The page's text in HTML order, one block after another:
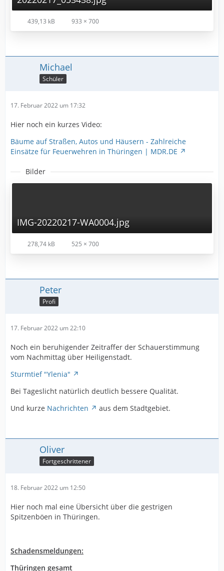
439,13 kB 933 × 700
Michael
Schüler
17. Februar 2022 um 17:32
Hier noch ein kurzes Video:
Bäume auf Straßen, Autos und Häusern - Zahlreiche
Einsätze für Feuerwehren in Thüringen | MDR.DE
Bilder
IMG-20220217-WA0004.jpg
278,74 kB 525 × 700
Peter
Profi
17. Februar 2022 um 22:10
Noch ein beruhigender Zeitraffer der Schauerstimmung
vom Nachmittag über Heiligenstadt.
Sturmtief "Ylenia"
Bei Tageslicht natürlich deutlich bessere Qualität.
Und kurze Nachrichten aus dem Stadtgebiet.
Oliver
Fortgeschrittener
18. Februar 2022 um 12:50
Hier noch mal eine Übersicht über die gestrigen
Spitzenböen in Thüringen.
Schadensmeldungen:
Thüringen gesamt